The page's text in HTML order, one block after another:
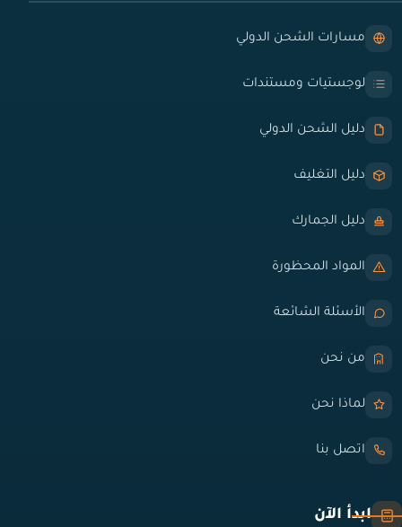
مسارات الشحن الدولي
لوجستيات ومستندات
دليل الشحن الدولي
دليل التغليف
دليل الجمارك
المواد المحظورة
الأسئلة الشائعة
من نحن
لماذا نحن
اتصل بنا
ابدأ الآن